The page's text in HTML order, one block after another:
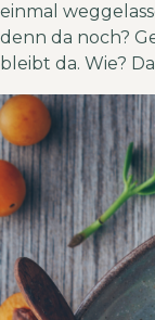
einmal
denn da noch?
bleibt da. Wie?